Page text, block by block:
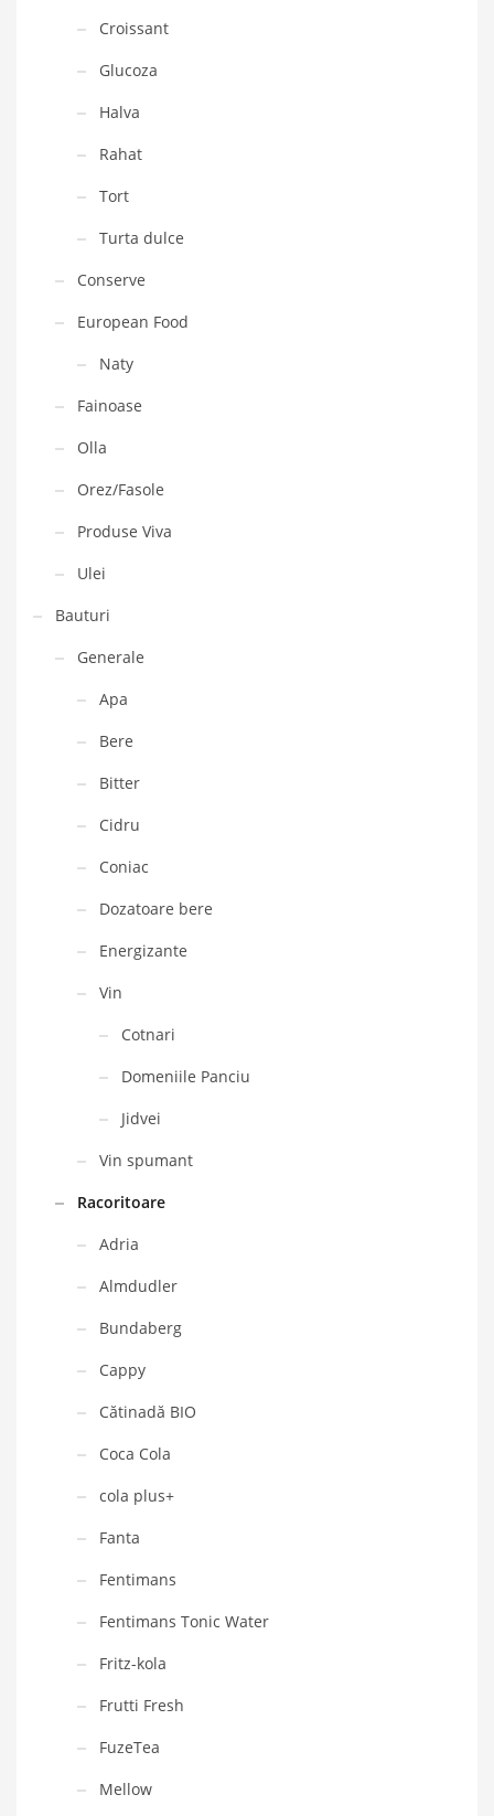
Croissant
Glucoza
Halva
Rahat
Tort
Turta dulce
Conserve
European Food
Naty
Fainoase
Olla
Orez/Fasole
Produse Viva
Ulei
Bauturi
Generale
Apa
Bere
Bitter
Cidru
Coniac
Dozatoare bere
Energizante
Vin
Cotnari
Domeniile Panciu
Jidvei
Vin spumant
Racoritoare
Adria
Almdudler
Bundaberg
Cappy
Cătinadă BIO
Coca Cola
cola plus+
Fanta
Fentimans
Fentimans Tonic Water
Fritz-kola
Frutti Fresh
FuzeTea
Mellow